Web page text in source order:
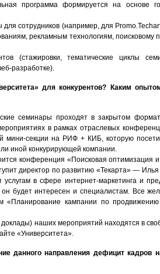
программа формируется на основе
сотрудников (например, для
рекламным технологиям, поисковому
(стажировки, тематические циклы
разработке).
для конкурентов? Каким
семинары проходят в закрытом
в рамках отраслевых
мини-секции на РИФ + КИБ, которую
иной конкурирующей компании.
конференция «Поисковая оптимизация
директор по развитию «Текарта» —
услугам в сфере интернет-маркетинга и
будет интересен и специалистам. Все
«Планирование кампании по
наших мероприятий находятся в
«Университета».
данного направления дефицит кадров